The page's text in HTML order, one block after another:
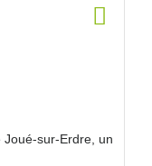
Joué-sur-Erdre, un